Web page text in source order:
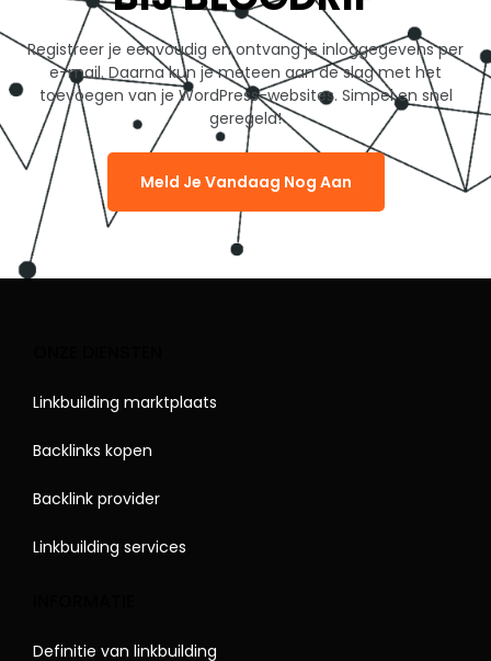
Registreer je eenvoudig en ontvang je inloggegevens per
e-mail. Daarna kun je meteen aan de slag met het
toevoegen van je WordPress-websites. Simpel en snel
geregeld!
Meld Je Vandaag Nog Aan
Linkbuilding marktplaats
Backlinks kopen
Backlink provider
Linkbuilding services
Definitie van linkbuilding